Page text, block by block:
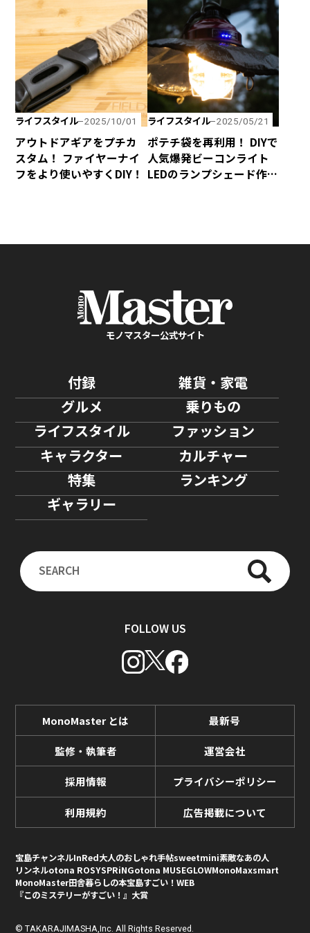
ライフスタイル 2025/10/01
アウトドアギアをプチカ
スタム！ ファイヤーナイ
フをより使いやすくDIY！
ライフスタイル 2025/05/21
ポテチ袋を再利用！ DIYで
人気爆発ビーコンライト
LEDのランプシェード作
モノマスター公式サイト
付録
雑貨・家電
グルメ
乗りもの
ライフスタイル
ファッション
キャラクター
カルチャー
特集
ランキング
ギャラリー
FOLLOW US
MonoMaster とは 最新号
監修・執筆者 運営会社
採用情報 プライバシーポリシー
利用規約 広告掲載について
宝島チャンネルInRed大人のおしゃれ手帖sweetmini素敵なあの人
リンネルotona ROSYSPRiNGotona MUSEGLOWMonoMaxsmart
MonoMaster田舎暮らしの本宝島すごい！WEB
『このミステリーがすごい！』大賞
© TAKARAJIMASHA,Inc. All Rights Reserved.